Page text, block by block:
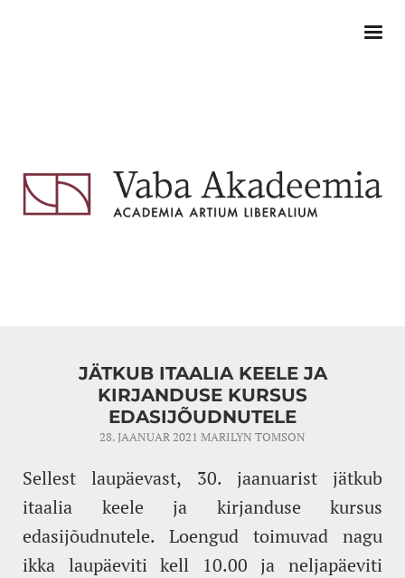
JÄTKUB ITAALIA KEELE JA
KIRJANDUSE KURSUS
EDASIJÕUDNUTELE
28. JAANUAR 2021 MARILYN TOMSON
Sellest laupäevast, 30. jaanuarist jätkub
itaalia keele ja kirjanduse kursus
edasijõudnutele. Loengud toimuvad nagu
ikka laupäeviti kell 10.00 ja neljapäeviti